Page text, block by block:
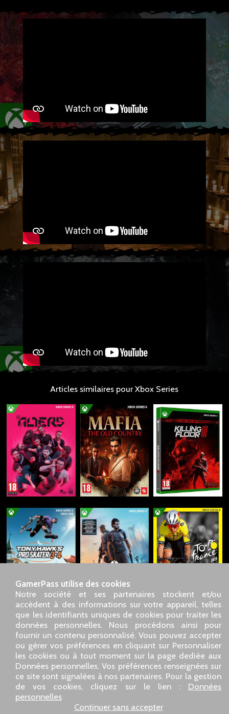
Articles similaires pour Xbox Series
GamerPass utilise des cookies
Notre société et ses partenaires stockent et/ou
accèdent à des informations sur votre appareil, telles
que les identifiants uniques de cookies pour traiter les
données personnelles. Nous procédons ainsi pour
fournir un contenu personnalisé. Vous pouvez accepter
ou gérer vos préférences en cliquant sur Personnaliser
les cookies ou à tout moment sur la page dediée aux
Données personnelles. Vos préférences renseignées sur
ce site sont signalées à nos partenaires. Pour la gestion
de vos cookies, cliquez sur le lien : Données
personnelles
Continuer sans accepter
SARL GDN GamerPass, Service client par téléphone : 01 85
09 18 80
Notre adresse : 5 chemin de Daru 26100 Romans sur Isère
(France)
Notre adresse e-mail :pro@gamerpass.fr
Accueil-Espace Client-Contacts - Mentions légales
Données personnelles -